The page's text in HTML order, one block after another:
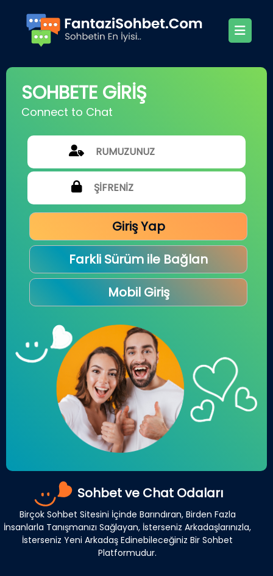
SOHBETE GİRİŞ
Connect to Chat
Giriş Yap
Farkli Sürüm ile Bağlan
Mobil Giriş
Sohbet ve Chat Odaları
Birçok Sohbet Sitesini İçinde Barındıran, Birden Fazla
İnsanlarla Tanışmanızı Sağlayan, İsterseniz Arkadaşlarınızla,
İsterseniz Yeni Arkadaş Edinebileceğiniz Bir Sohbet
Platformudur.